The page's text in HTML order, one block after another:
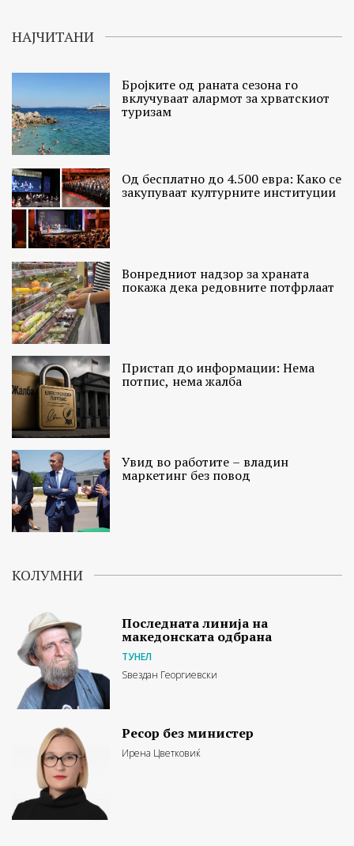
НАЈЧИТАНИ
Бројките од раната сезона го
вклучуваат алармот за хрватскиот
туризам
Од бесплатно до 4.500 евра: Како се
закупуваат културните институции
Вонредниот надзор за храната
покажа дека редовните потфрлаат
Пристап до информации: Нема
потпис, нема жалба
Увид во работите – владин
маркетинг без повод
КОЛУМНИ
Последната линија на
македонската одбрана
ТУНЕЛ
Ѕвездан Георгиевски
Ресор без министер
Ирена Цветковиќ